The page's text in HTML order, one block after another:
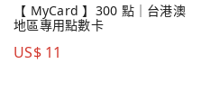
【 MyCard 】300 點｜台港澳
地區專用點數卡
US$ 11